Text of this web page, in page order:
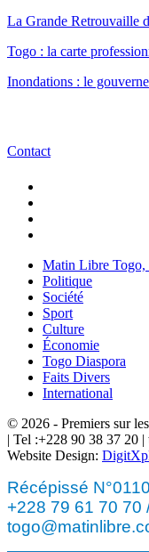
La Grande Retrouvaille
Togo : la carte
Inondations : le
Contact
Matin Libre Togo,
Politique
Société
Sport
Culture
Économie
Togo Diaspora
Faits Divers
International
© 2026 - Premiers sur
| Tel :+228 90 38 37 20
Website Design:
Récépissé
+228 79 61 70 70